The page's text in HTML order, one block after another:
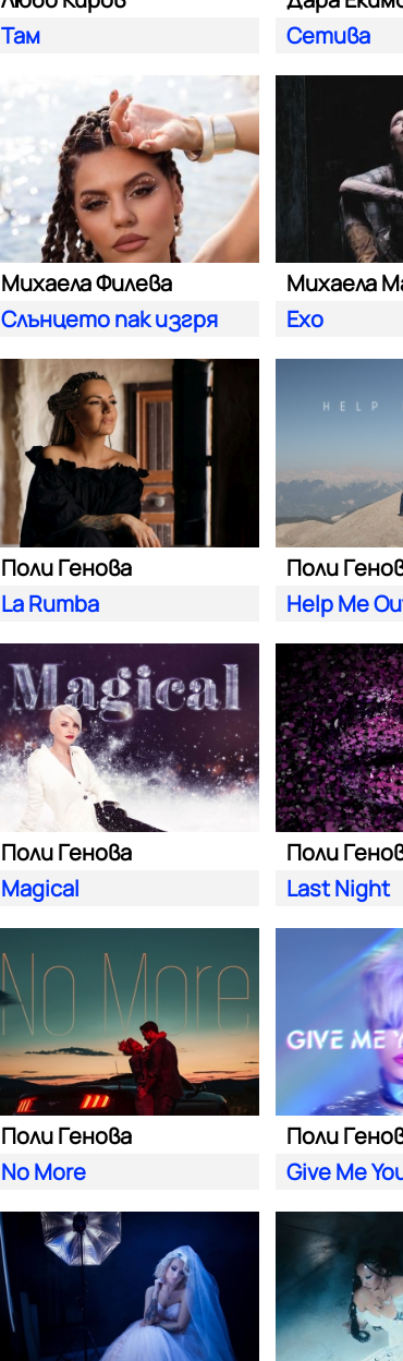
Там
Сетива
Михаела Филева
Слънцето пак изгря
Михаела
Ехо
Поли Генова
La Rumba
Поли
Help Me
Поли Генова
Magical
Поли
Last Night
Поли Генова
No More
Поли
Give Me